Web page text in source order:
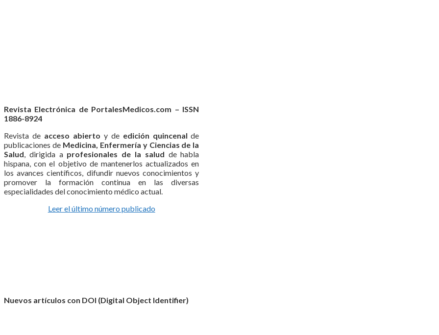
Revista Electrónica de PortalesMedicos.com – ISSN
1886-8924
Revista de acceso abierto y de edición quincenal de
publicaciones de Medicina, Enfermería y Ciencias de la
Salud, dirigida a profesionales de la salud de habla
hispana, con el objetivo de mantenerlos actualizados en
los avances científicos, difundir nuevos conocimientos y
promover la formación continua en las diversas
especialidades del conocimiento médico actual.
Leer el último número publicado
Nuevos artículos con DOI (Digital Object Identifier)